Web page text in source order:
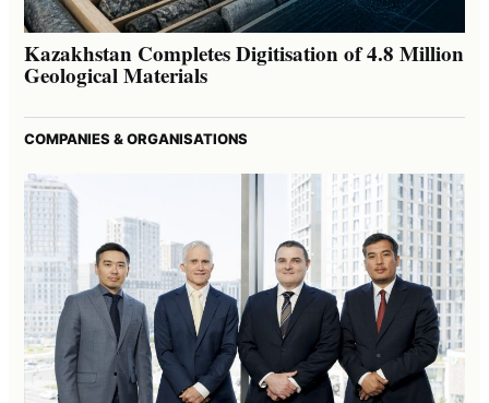
Kazakhstan Completes Digitisation of 4.8 Million
Geological Materials
COMPANIES & ORGANISATIONS